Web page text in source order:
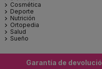
Cosmética
Deporte
Nutrición
Ortopedia
Salud
Sueño
Garantía de